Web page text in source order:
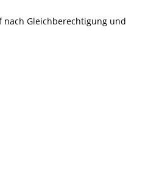
Gleichberechtigung und